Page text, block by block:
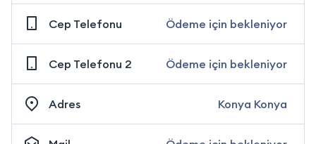
Cep Telefonu Ödeme için bekleniyor
Cep Telefonu 2 Ödeme için bekleniyor
Adres Konya Konya